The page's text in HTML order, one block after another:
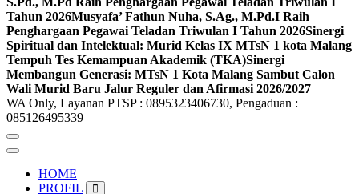
Tahun 2026Musyafa’ Fathun Nuha, S.Ag., M.Pd.I Raih
Penghargaan Pegawai Teladan Triwulan I Tahun 2026Sinergi
Spiritual dan Intelektual: Murid Kelas IX MTsN 1 kota Malang
Tempuh Tes Kemampuan Akademik (TKA)Sinergi
Membangun Generasi: MTsN 1 Kota Malang Sambut Calon
Wali Murid Baru Jalur Reguler dan Afirmasi 2026/2027
WA Only, Layanan PTSP : 0895323406730, Pengaduan :
085126495339
HOME
PROFIL